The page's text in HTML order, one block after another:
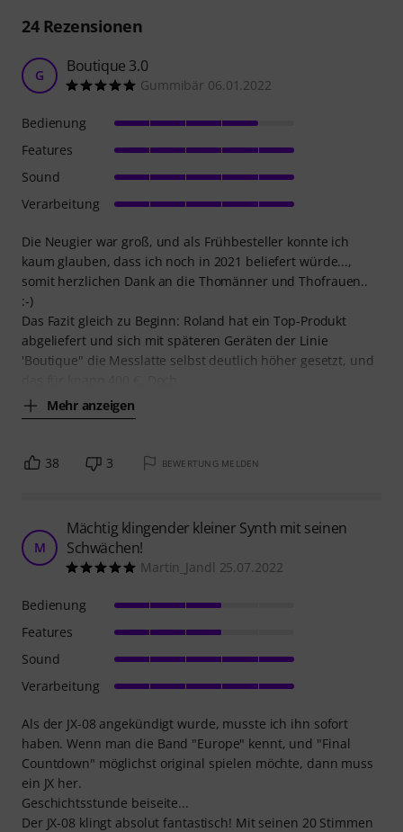
24Rezensionen
G Boutique 3.0
Gummibär 06.01.2022
Die Neugier war groß, und als Frühbesteller konnte ich
kaum glauben, dass ich noch in 2021 beliefert würde...,
somit herzlichen Dank an die Thomänner und Thofrauen..
:-)
Das Fazit gleich zu Beginn: Roland hat ein Top-Produkt
abgeliefert und sich mit späteren Geräten der Linie
'Boutique" die Messlatte selbst deutlich höher gesetzt, und
Mehr anzeigen
Bedienung
Features
Sound
Verarbeitung
38 3 BEWERTUNG MELDEN
M
Mächtig klingender kleiner Synth mit seinen
Schwächen!
Martin_Jandl 25.07.2022
Als der JX-08 angekündigt wurde, musste ich ihn sofort
haben. Wenn man die Band "Europe" kennt, und "Final
Countdown" möglichst original spielen möchte, dann muss
ein JX her.
Geschichtsstunde beiseite...
Der JX-08 klingt absolut fantastisch! Mit seinen 20 Stimmen
Bedienung
Features
Sound
Verarbeitung